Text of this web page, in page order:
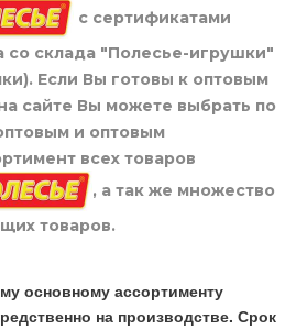
с сертификатами
со склада "Полесье-игрушки"
Если Вы готовы к оптовым
сайте Вы можете выбрать по
и оптовым
всех товаров
, а так же множество
товаров.
основному ассортименту
на производстве. Срок